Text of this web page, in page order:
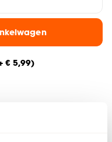
€ 5,99)